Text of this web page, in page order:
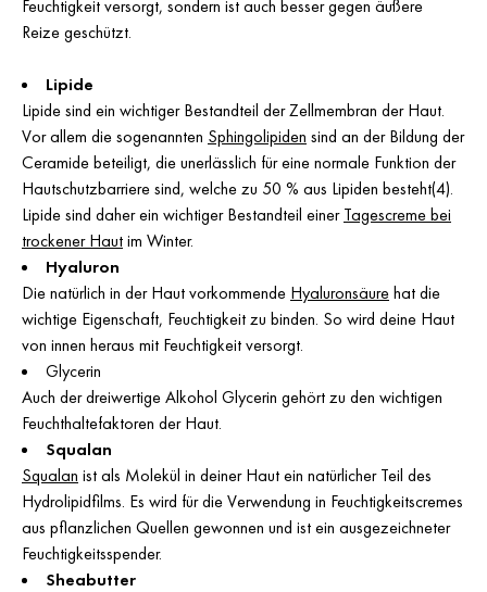
Feuchtigkeit versorgt, sondern ist auch besser gegen äußere
Reize geschützt.
Lipide
Lipide sind ein wichtiger Bestandteil der Zellmembran der Haut.
Vor allem die sogenannten Sphingolipiden sind an der Bildung der
Ceramide beteiligt, die unerlässlich für eine normale Funktion der
Hautschutzbarriere sind, welche zu 50 % aus Lipiden besteht(4).
Lipide sind daher ein wichtiger Bestandteil einerTagescreme bei
trockener Hautim Winter.
Hyaluron
Die natürlich in der Haut vorkommende Hyaluronsäurehat die
wichtige Eigenschaft, Feuchtigkeit zu binden. So wird deine Haut
von innen heraus mit Feuchtigkeit versorgt.
Glycerin
Auch der dreiwertige Alkohol Glycerin gehört zu den wichtigen
Feuchthaltefaktoren der Haut.
Squalan
Squalan ist als Molekül in deiner Haut ein natürlicher Teil des
Hydrolipidfilms. Es wird für die Verwendung in Feuchtigkeitscremes
aus pflanzlichen Quellen gewonnen und ist ein ausgezeichneter
Feuchtigkeitsspender.
Sheabutter